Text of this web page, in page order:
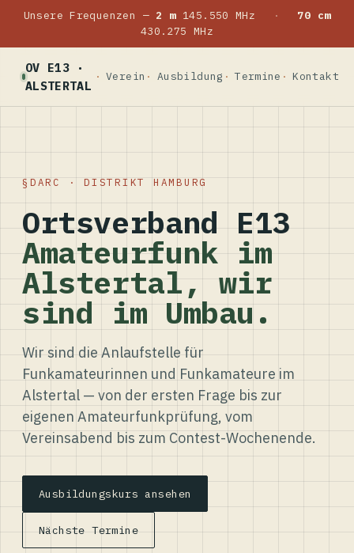
Unsere Frequenzen — 2 m145.550 MHz ·
70 cm
430.275 MHz
OV E13 ·
ALSTERTAL
Verein Ausbildung Termine Kontakt
DARC · DISTRIKT HAMBURG
Ortsverband E13
Amateurfunk im
Alstertal, wir
sind im Umbau.
Wir sind die Anlaufstelle für
Funkamateurinnen und Funkamateure im
Alstertal — von der ersten Frage bis zur
eigenen Amateurfunkprüfung, vom
Vereinsabend bis zum Contest-Wochenende.
Ausbildungskurs ansehen
Nächste Termine